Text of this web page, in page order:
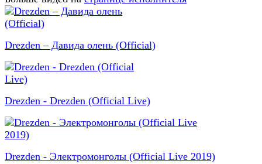
Drezden – Давида олень (Official)
Drezden - Drezden (Official Live)
Drezden - Электромонголы (Official Live 2019)